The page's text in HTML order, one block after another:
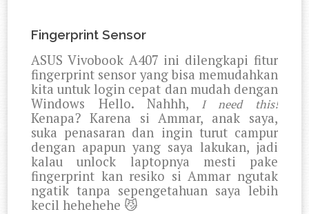
Fingerprint Sensor
ASUS Vivobook A407 ini dilengkapi fitur
fingerprint sensor yang bisa memudahkan
kita untuk login cepat dan mudah dengan
Windows Hello. Nahhh, I need this!
Kenapa? Karena si Ammar, anak saya,
suka penasaran dan ingin turut campur
dengan apapun yang saya lakukan, jadi
kalau unlock laptopnya mesti pake
fingerprint kan resiko si Ammar ngutak
ngatik tanpa sepengetahuan saya lebih
kecil hehehehe😼